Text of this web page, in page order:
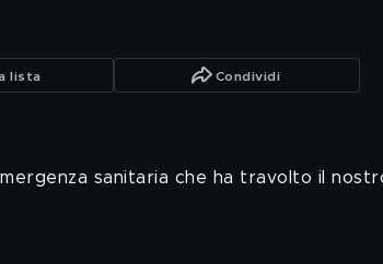
lista Condividi
sanitaria che ha travolto il